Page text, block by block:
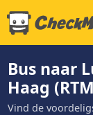
Bus naar
Haag
Vind de